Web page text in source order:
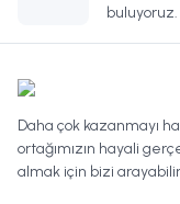
buluyoruz.
Daha çok kazanmayı
ortağımızın hayali
almak için bizi